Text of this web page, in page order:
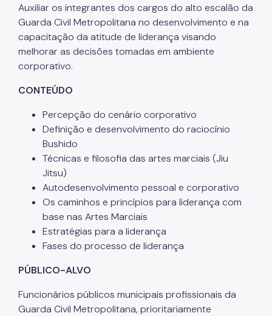
Auxiliar os integrantes dos cargos do alto escalão da
Guarda Civil Metropolitana no desenvolvimento e na
capacitação da atitude de liderança visando
melhorar as decisões tomadas em ambiente
corporativo.
CONTEÚDO
Percepção do cenário corporativo
Definição e desenvolvimento do raciocínio
Bushido
Técnicas e filosofia das artes marciais (Jiu
Jitsu)
Autodesenvolvimento pessoal e corporativo
Os caminhos e princípios para liderança com
base nas Artes Marciais
Estratégias para a liderança
Fases do processo de liderança
PÚBLICO-ALVO
Funcionários públicos municipais profissionais da
Guarda Civil Metropolitana, prioritariamente